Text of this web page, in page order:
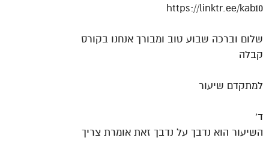
https://linktr.ee/kab10
שלום וברכה שבוע טוב ומבורך אנחנו בקורס
קבלה
למתקדם שיעור
ד'
השיעור הוא נדבך על נדבך זאת אומרת צריך